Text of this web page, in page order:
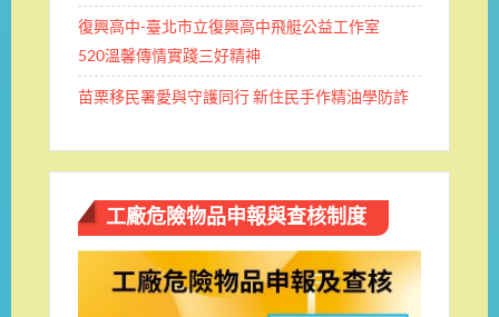
復興高中-臺北市立復興高中飛艇公益工作室
520溫馨傳情實踐三好精神
苗栗移民署愛與守護同行 新住民手作精油學防詐
工廠危險物品申報與查核制度